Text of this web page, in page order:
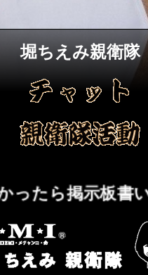
堀ちえみ親衛隊
たら掲示板書